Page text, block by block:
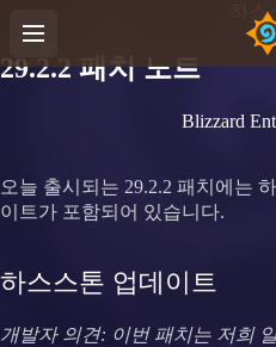
하스
29.2.2 패치 노트
Blizzard
오늘 출시되는 29.2.2 패치에는
이트가 포함되어 있습니다.
하스스톤 업데이트
개발자 의견: 이번 패치는 저희